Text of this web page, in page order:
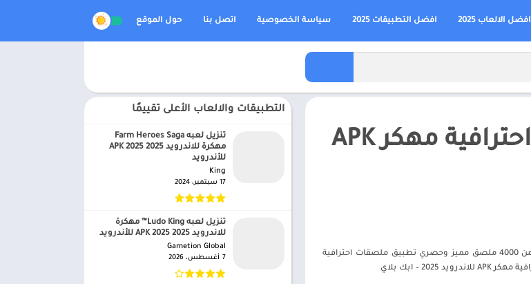
افضل الالعاب 2025 افضل التطبيقات 2025 سياسة الخصوصية اتصل بنا حول الموقع
برنامج ملصقات احترافية مهكر APK
ملصقات احترافية STKRpro على الواتساب أكثر من 4000 ملصق مميز وحصري تطبيق ملصقات احترافية
التطبيقات والالعاب الأعلى تقييمًا
تنزيل لعبه Farm Heroes Saga
مهكرة للاندرويد APK 2025 2025
للأندرويد
King‏
17 سبتمبر، 2024
تنزيل لعبه Ludo King™ مهكرة
للاندرويد APK 2025 2025 للأندرويد
Gametion Global‏
7 أغسطس، 2026